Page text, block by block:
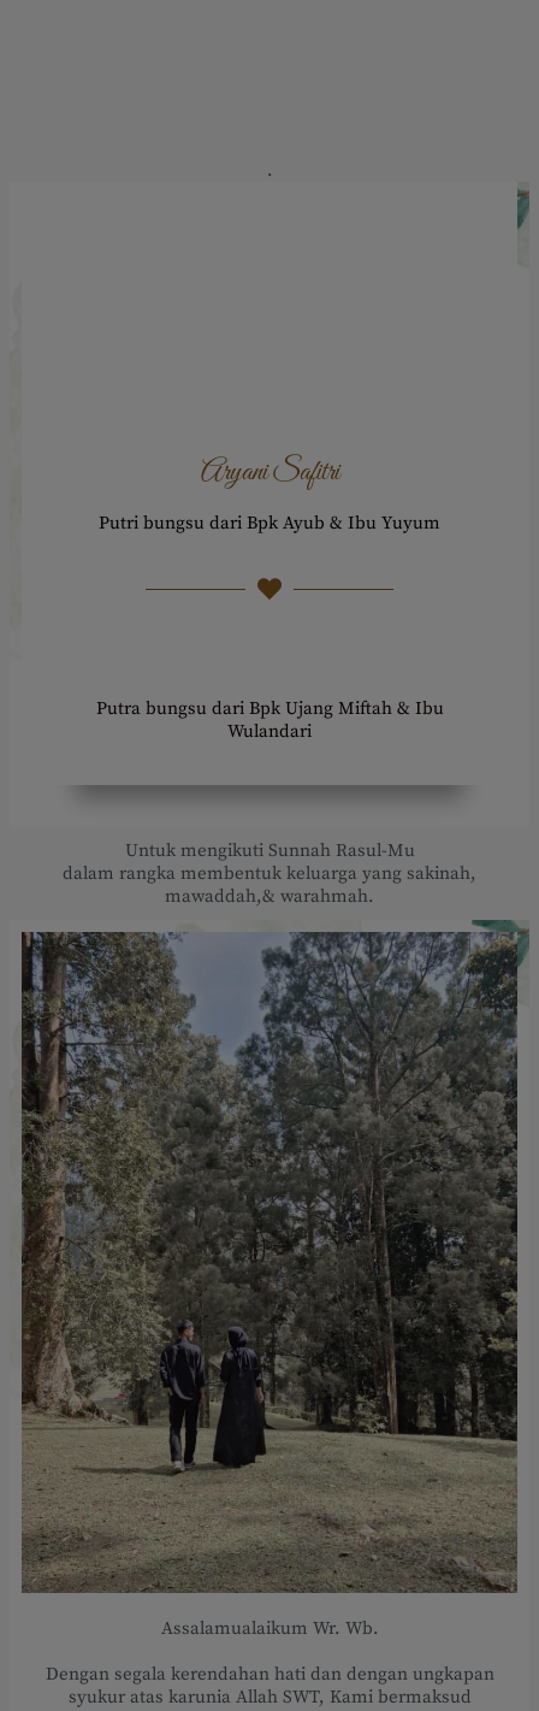
.
Aryani Safitri
Putri bungsu dari Bpk Ayub & Ibu Yuyum
Putra bungsu dari Bpk Ujang Miftah & Ibu
Wulandari
Untuk mengikuti Sunnah Rasul-Mu
dalam rangka membentuk keluarga yang sakinah,
mawaddah,& warahmah.
Assalamualaikum Wr. Wb.
Dengan segala kerendahan hati dan dengan ungkapan
syukur atas karunia Allah SWT, Kami bermaksud